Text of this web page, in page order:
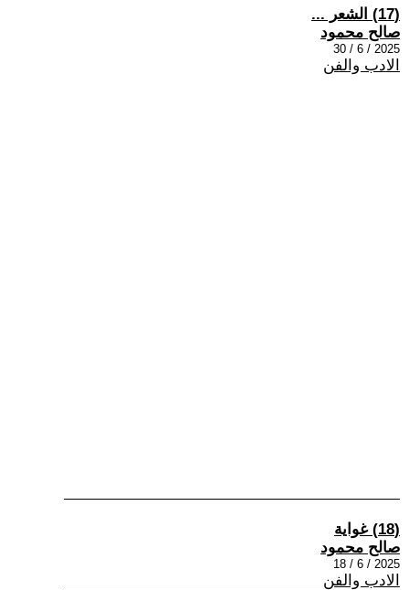
(17) الشعر ...
صالح محمود
2025 / 6 / 30
الادب والفن
(18) غواية
صالح محمود
2025 / 6 / 18
الادب والفن